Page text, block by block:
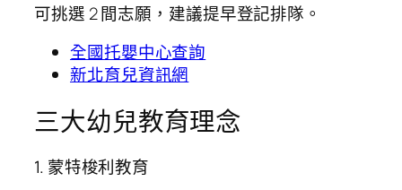
可挑選 2 間志願，建議提早登記排隊。
全國托嬰中心查詢
新北育兒資訊網
三大幼兒教育理念
1. 蒙特梭利教育